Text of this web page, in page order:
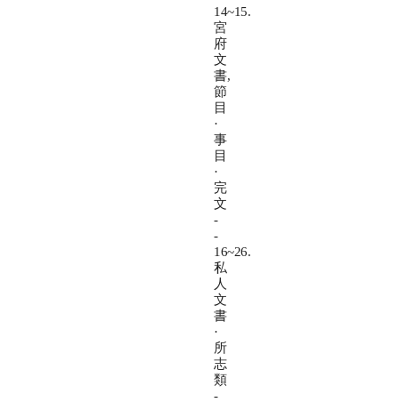
14~15.
宮
府
文
書,
節
目
·
事
目
·
完
文
-
-
16~26.
私
人
文
書
·
所
志
類
-